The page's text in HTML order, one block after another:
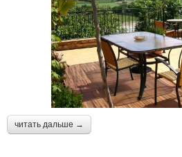
читать дальше →